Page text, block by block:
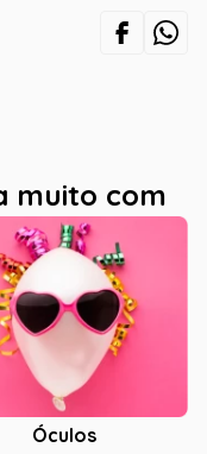
muito com
Óculos